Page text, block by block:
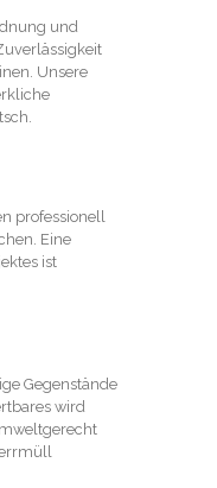
und
Unsere
professionell
Eine
ist
Gegenstände
wird